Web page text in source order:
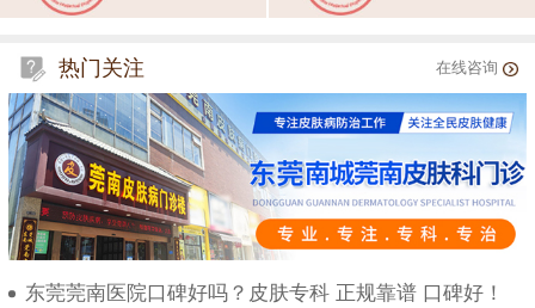
热门关注 在线咨询
东莞莞南医院口碑好吗？皮肤专科 正规靠谱 口碑好！